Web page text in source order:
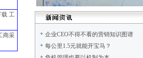
企业CEO不得不看的营销知识图谱
每公里1.5元就能开宝马？
载 工
商采